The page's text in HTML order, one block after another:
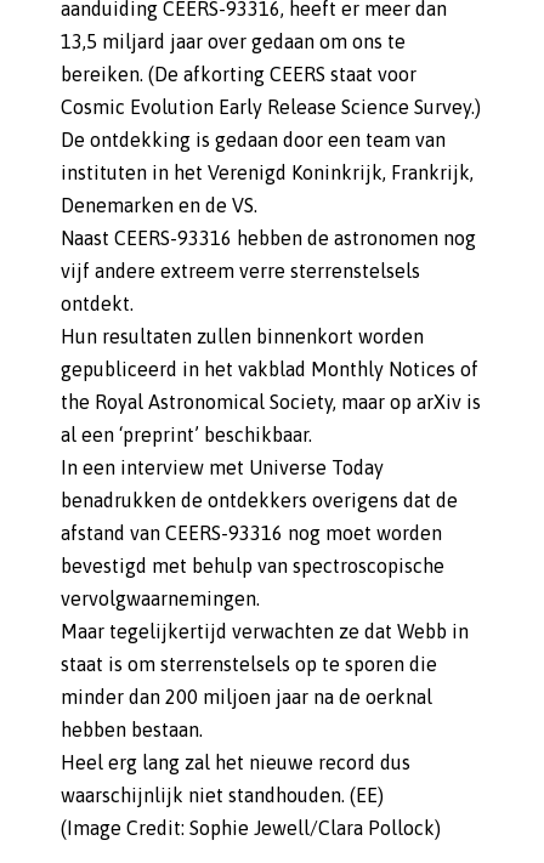
aanduiding CEERS-93316, heeft er meer dan
13,5 miljard jaar over gedaan om ons te
bereiken. (De afkorting CEERS staat voor
Cosmic Evolution Early Release Science Survey.)
De ontdekking is gedaan door een team van
instituten in het Verenigd Koninkrijk, Frankrijk,
Denemarken en de VS.
Naast CEERS-93316 hebben de astronomen nog
vijf andere extreem verre sterrenstelsels
ontdekt.
Hun resultaten zullen binnenkort worden
gepubliceerd in het vakblad Monthly Notices of
the Royal Astronomical Society, maar op arXiv is
al een ‘preprint’ beschikbaar.
In een interview met Universe Today
benadrukken de ontdekkers overigens dat de
afstand van CEERS-93316 nog moet worden
bevestigd met behulp van spectroscopische
vervolgwaarnemingen.
Maar tegelijkertijd verwachten ze dat Webb in
staat is om sterrenstelsels op te sporen die
minder dan 200 miljoen jaar na de oerknal
hebben bestaan.
Heel erg lang zal het nieuwe record dus
waarschijnlijk niet standhouden. (EE)
(Image Credit: Sophie Jewell/Clara Pollock)